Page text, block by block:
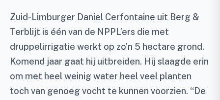
Zuid-Limburger Daniel Cerfontaine uit Berg &
Terblijt is één van de NPPL’ers die met
druppelirrigatie werkt op zo’n 5 hectare grond.
Komend jaar gaat hij uitbreiden. Hij slaagde erin
om met heel weinig water heel veel planten
toch van genoeg vocht te kunnen voorzien. “De